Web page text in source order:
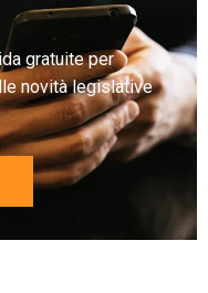
gratuite per
novità legislative